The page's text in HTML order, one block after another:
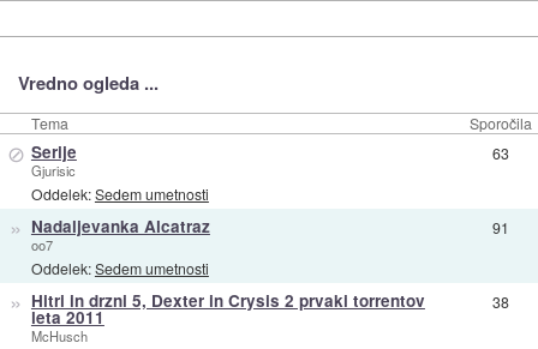
Vredno ogleda ...
Tema Sporočila
⊘ Serije
Gjurisic
Oddelek:Sedem umetnosti
63
» Nadaljevanka Alcatraz
oo7
Oddelek:Sedem umetnosti
91
» Hitri in drzni 5, Dexter in Crysis 2 prvaki torrentov
leta 2011
McHusch
38